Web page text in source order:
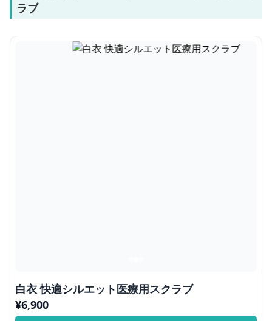
ラブ
白衣 快適シルエット医療用スクラブ
¥6,900